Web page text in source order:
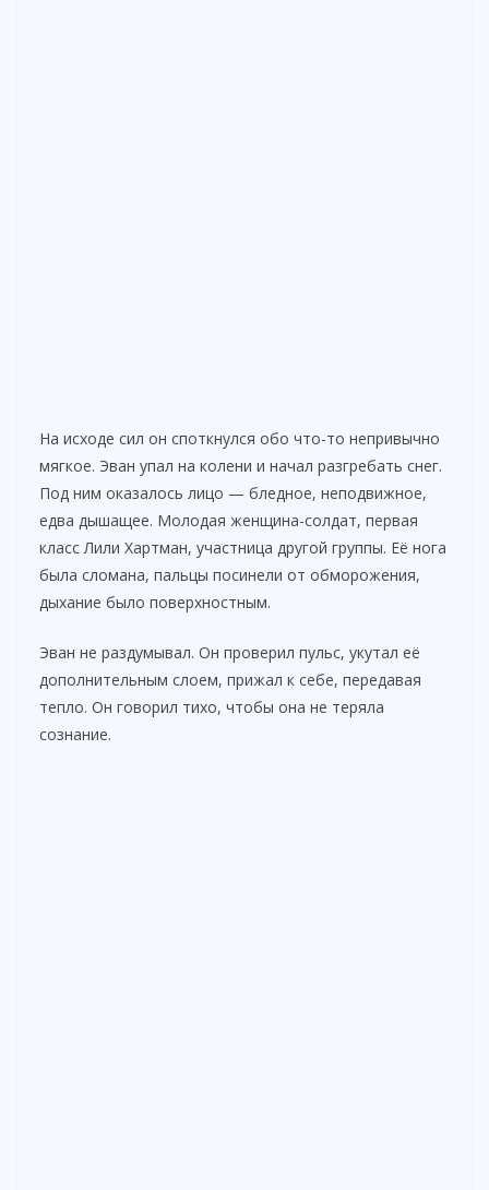
На исходе сил он споткнулся обо что-то непривычно
мягкое. Эван упал на колени и начал разгребать снег.
Под ним оказалось лицо — бледное, неподвижное,
едва дышащее. Молодая женщина-солдат, первая
класс Лили Хартман, участница другой группы. Её нога
была сломана, пальцы посинели от обморожения,
дыхание было поверхностным.
Эван не раздумывал. Он проверил пульс, укутал её
дополнительным слоем, прижал к себе, передавая
тепло. Он говорил тихо, чтобы она не теряла
сознание.